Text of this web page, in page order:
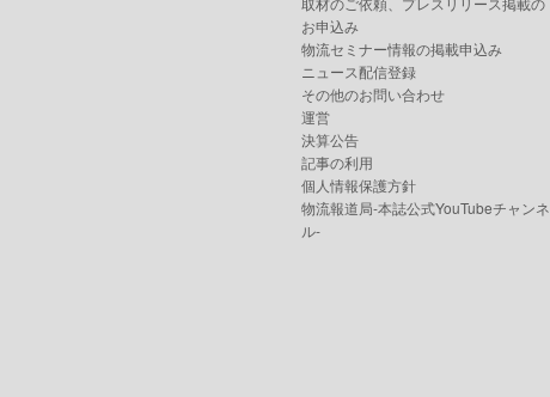
お申込み
物流セミナー情報の掲載申込み
ニュース配信登録
その他のお問い合わせ
運営
決算公告
記事の利用
個人情報保護方針
物流報道局-本誌公式YouTubeチャンネ
ル-